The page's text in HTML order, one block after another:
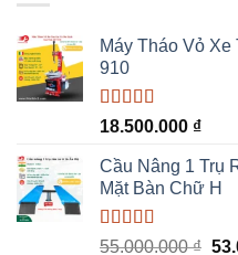
Máy Tháo Vỏ Xe
910
Được xếp
sao
18.500.000 ₫
Cầu Nâng 1 Trụ
Mặt Bàn Chữ H
Được xếp
55.000.000₫ Giá